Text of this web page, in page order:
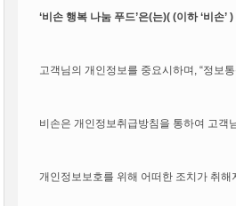
사업자의 의미로도 사용합니다.
‘비손 행복 나눔 푸드’은(는)( (이하 ‘비손’ )
고객님의 개인정보를 중요시하며, “정보
비손은 개인정보취급방침을 통하여 고객
개인정보보호를 위해 어떠한 조치가 취